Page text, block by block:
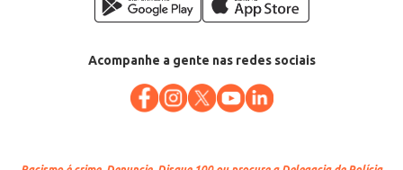
Acompanhe a gente nas redes sociais